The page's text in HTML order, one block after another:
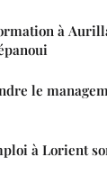
à
le
à Lorient